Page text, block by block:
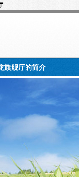
旗舰厅的简介